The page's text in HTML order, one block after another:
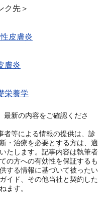
ク先＞
皮膚炎
膚炎
栄養学
新の内容をご確認くださ
者等による情報の提供は、診
・治療を必要とする方は、適
たします。記事内容は執筆者
の方への有効性を保証するも
する情報に基づいて被ったい
イド、その他当社と契約した
ます。